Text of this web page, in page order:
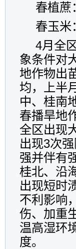
春植
春玉米
4月全
象条件对
地作物出
均，上半
中、桂南
春播旱地
全区出现
出现3次
强并伴有
桂北、沿
出现短时
不利影响
伤、加重
温高湿环
度。